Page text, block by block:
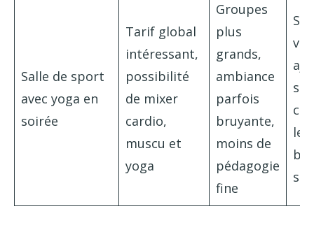
Salle de sport
avec yoga en
soirée
Tarif global
intéressant,
possibilité
de mixer
cardio,
muscu et
yoga
Groupes
plus
grands,
ambiance
parfois
bruyante,
moins de
pédagogie
fine